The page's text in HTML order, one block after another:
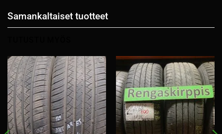
Samankaltaiset tuotteet